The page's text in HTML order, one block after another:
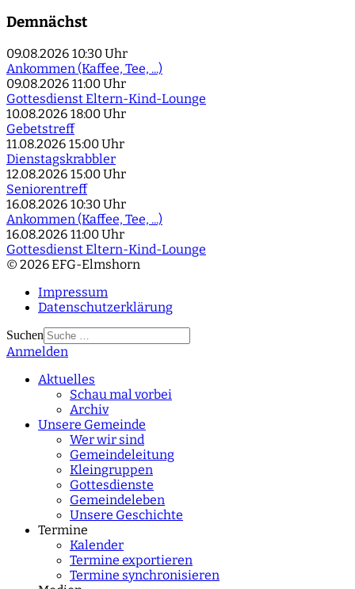
Demnächst
09.08.2026 10:30 Uhr
Ankommen (Kaffee, Tee, ...)
09.08.2026 11:00 Uhr
Gottesdienst Eltern-Kind-Lounge
10.08.2026 18:00 Uhr
Gebetstreff
11.08.2026 15:00 Uhr
Dienstagskrabbler
12.08.2026 15:00 Uhr
Seniorentreff
16.08.2026 10:30 Uhr
Ankommen (Kaffee, Tee, ...)
16.08.2026 11:00 Uhr
Gottesdienst Eltern-Kind-Lounge
© 2026 EFG-Elmshorn
Impressum
Datenschutzerklärung
Suchen
Type 2 or more
Anmelden
Aktuelles
Schau mal vorbei
Archiv
Unsere Gemeinde
Wer wir sind
Gemeindeleitung
Kleingruppen
Gottesdienste
Gemeindeleben
Unsere Geschichte
Termine
Kalender
Termine exportieren
Termine synchronisieren